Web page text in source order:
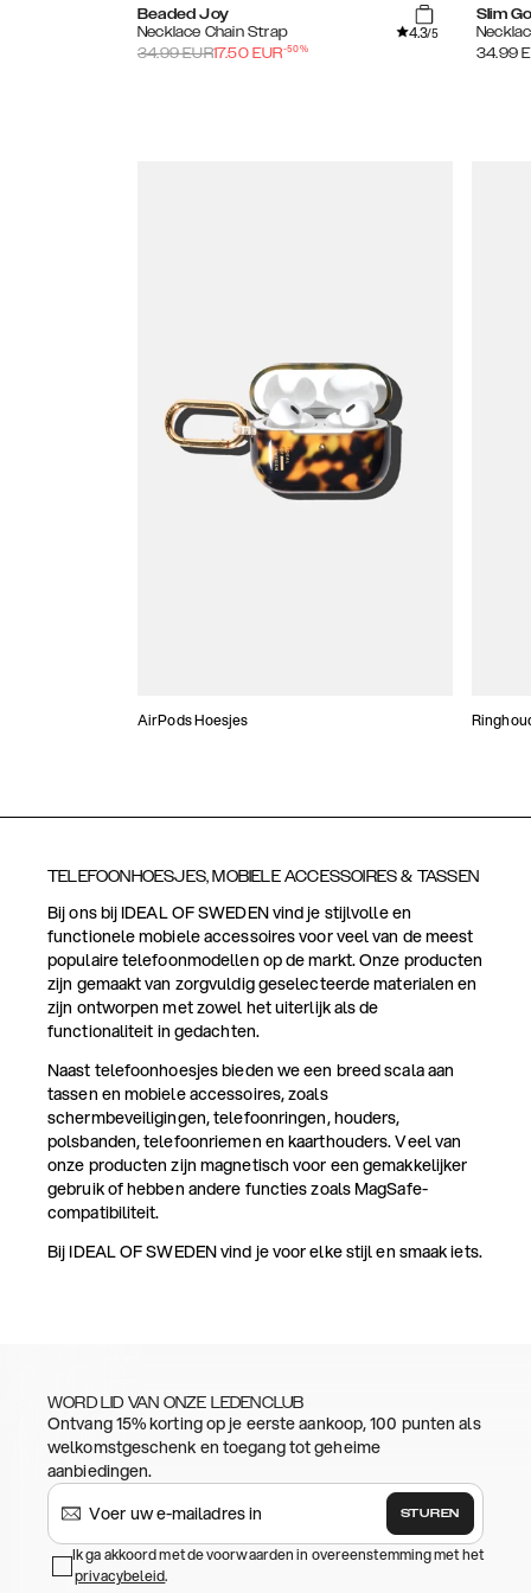
Beaded Joy
Necklace Chain Strap
4.3/5
34.99EUR17.50 EUR-50%
Slim
34.99
AirPods Hoesjes
TELEFOONHOESJES, MOBIELE ACCESSOIRES & TASSEN
Bij ons bij IDEAL OF SWEDEN vind je stijlvolle en
functionele mobiele accessoires voor veel van de meest
populaire telefoonmodellen op de markt. Onze producten
zijn gemaakt van zorgvuldig geselecteerde materialen en
zijn ontworpen met zowel het uiterlijk als de
functionaliteit in gedachten.
Naast telefoonhoesjes bieden we een breed scala aan
tassen en mobiele accessoires, zoals
schermbeveiligingen, telefoonringen, houders,
polsbanden, telefoonriemen en kaarthouders. Veel van
onze producten zijn magnetisch voor een gemakkelijker
gebruik of hebben andere functies zoals MagSafe-
compatibiliteit.
Bij IDEAL OF SWEDEN vind je voor elke stijl en smaak iets.
WORD LID VAN ONZE LEDENCLUB
Ontvang 15% korting op je eerste aankoop, 100 punten als
welkomstgeschenk en toegang tot geheime
aanbiedingen.
STUREN
Ik ga akkoord met de voorwaarden in overeenstemming met het
privacybeleid.